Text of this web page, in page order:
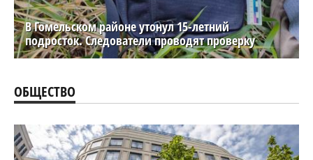
В Гомельском районе утонул 15-летний
подросток. Следователи проводят проверку
ОБЩЕСТВО